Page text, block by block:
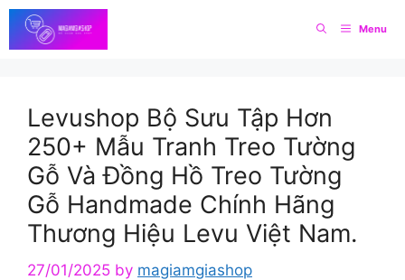
Skip
to
content
Menu
Levushop Bộ Sưu Tập Hơn
250+ Mẫu Tranh Treo Tường
Gỗ Và Đồng Hồ Treo Tường
Gỗ Handmade Chính Hãng
Thương Hiệu Levu Việt Nam.
27/01/2025 by magiamgiashop